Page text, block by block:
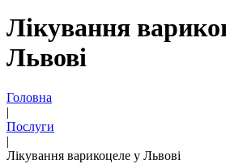
Лікування
Львові
Головна
|
Послуги
|
Лікування варикоцеле у Львові